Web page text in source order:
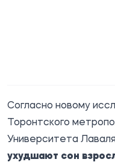
Согласно новому
Торонтского
Университета
ухудшают сон